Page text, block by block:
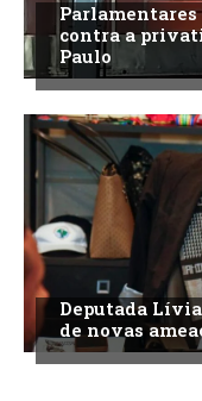
Parlamentares
contra a
Paulo
Deputada
de novas